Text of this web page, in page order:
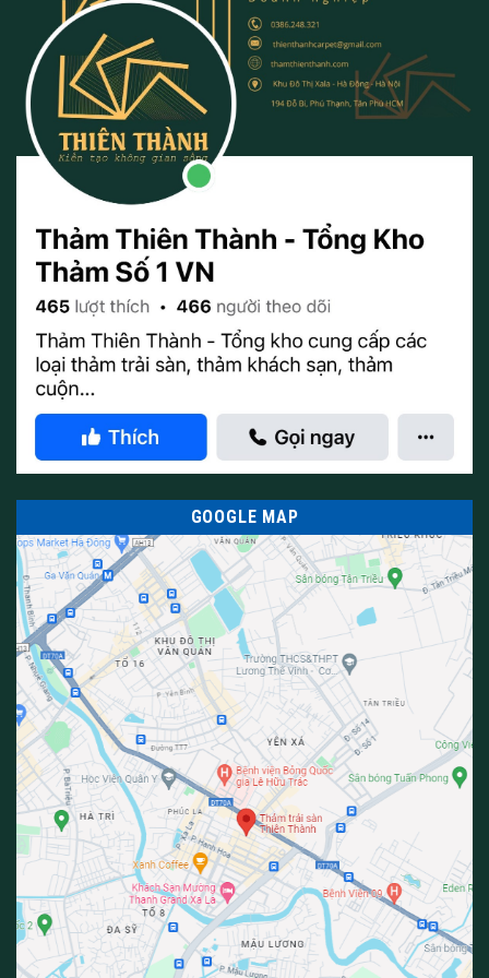
Thảm nylon in hoa – Thảm khách sạn
Thảm nylon in hoa được sử dụng rộng rãi trong các khu vực có
tần suất đi lại cao như văn phòng, khách sạn, sân bay, siêu thị,
trường học, bệnh viện và các khu vực công cộng khác. Với
nhiều mẫu mã và kiểu dáng khác nhau, thảm nylon in hoa có thể
được lựa chọn để phù hợp với nhu cầu và phong cách của từng
không gian.
Tạo cảm giác êm chân, giữ âm tốt
Với trọng lượng sợi 1000g/m2 mang lại một độ dày tốt nhất,
thiết kế sợi mặt cắt rất mịn đảm bảo không bị gãy sợi của
thảm in sợi Nylon giúp cho đôi chân cảm giác êm ái, thoải mái
khi sử dụng. Ngoài ra, thảm còn được thiết kế với những độ dày
khác nhau, tương ứng với trọng lượng sợi thảm mang đến sự
lựa chọn đa dạng cho người dùng.
Tuy nhiên, khi lựa chọn thảm in sợi Nylon nên ưu tiên chọn loại
có độ dày cao vì độ dày càng cao, trọng lượng sợi càng lớn thì
cũng mang lại độ êm, ấm, độ bền cao hơn so với những loại
thảm mỏng.
GOOGLE MAP